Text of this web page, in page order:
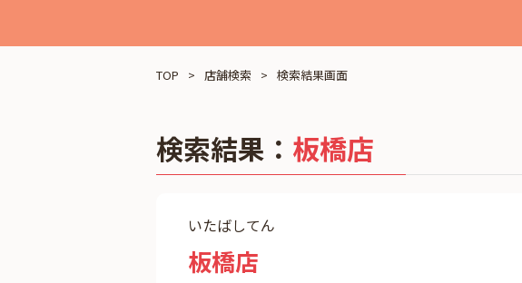
TOP 店舗検索 検索結果画面
検索結果： 板橋店
いたばしてん
板橋店